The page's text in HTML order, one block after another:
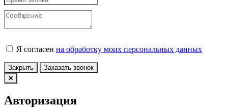
Я согласен на обработку моих персональных данных
Закрыть Заказать звонок
Авторизация